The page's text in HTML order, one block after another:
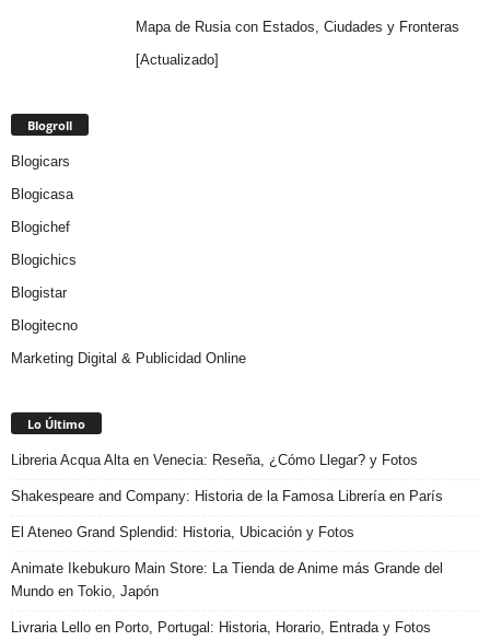
Mapa de Rusia con Estados, Ciudades y Fronteras
[Actualizado]
Blogroll
Blogicars
Blogicasa
Blogichef
Blogichics
Blogistar
Blogitecno
Marketing Digital & Publicidad Online
Lo Último
Libreria Acqua Alta en Venecia: Reseña, ¿Cómo Llegar? y Fotos
Shakespeare and Company: Historia de la Famosa Librería en París
El Ateneo Grand Splendid: Historia, Ubicación y Fotos
Animate Ikebukuro Main Store: La Tienda de Anime más Grande del
Mundo en Tokio, Japón
Livraria Lello en Porto, Portugal: Historia, Horario, Entrada y Fotos